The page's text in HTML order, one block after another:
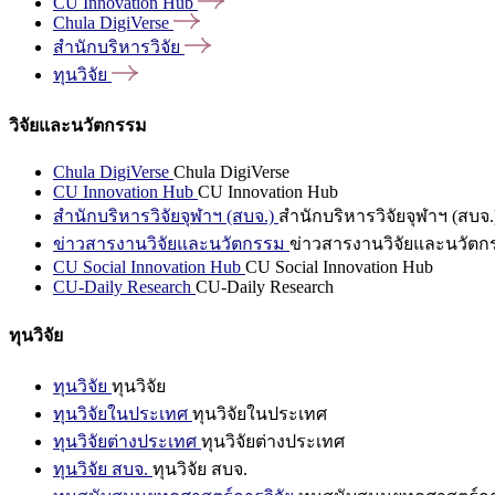
Chula DigiVerse
สำนักบริหารวิจัย
ทุนวิจัย
วิจัยและนวัตกรรม
Chula DigiVerse Chula DigiVerse
CU Innovation Hub CU Innovation Hub
สำนักบริหารวิจัยจุฬาฯ (สบจ.) สำนักบริหารวิจัยจุฬาฯ (สบจ
ข่าวสารงานวิจัยและนวัตกรรม ข่าวสารงานวิจัยและนวัตก
CU Social Innovation Hub CU Social Innovation Hub
CU-Daily Research CU-Daily Research
ทุนวิจัย
ทุนวิจัย ทุนวิจัย
ทุนวิจัยในประเทศ ทุนวิจัยในประเทศ
ทุนวิจัยต่างประเทศ ทุนวิจัยต่างประเทศ
ทุนวิจัย สบจ. ทุนวิจัย สบจ.